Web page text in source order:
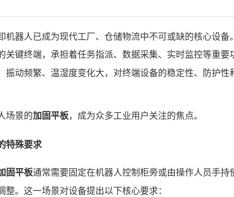
器人已成为现代工厂、仓储物流中不可或缺的核心设备
关键终端，承担着任务指派、数据采集、实时监控等重要
动频繁、温湿度变化大，对终端设备的稳定性、防护性
场景的加固平板，成为众多工业用户关注的焦点。
特殊要求
固平板通常需要固定在机器人控制柜旁或由操作人员手持
。这一场景对设备提出以下核心要求：